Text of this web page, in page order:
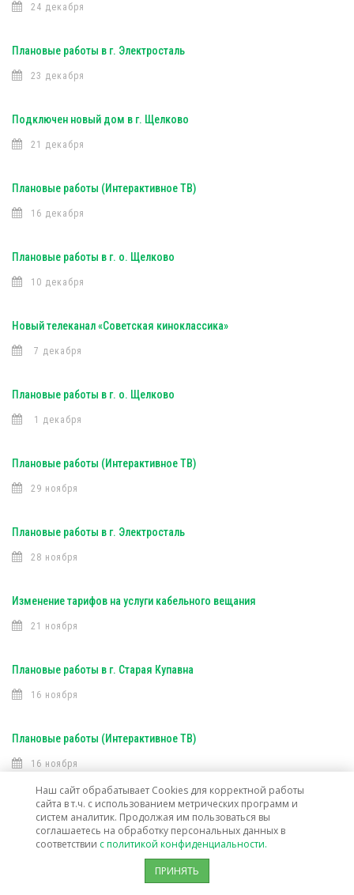
24 декабря
Плановые работы в г. Электросталь
23 декабря
Подключен новый дом в г. Щелково
21 декабря
Плановые работы (Интерактивное ТВ)
16 декабря
Плановые работы в г. о. Щелково
10 декабря
Новый телеканал «Советская киноклассика»
7 декабря
Плановые работы в г. о. Щелково
1 декабря
Плановые работы (Интерактивное ТВ)
29 ноября
Плановые работы в г. Электросталь
28 ноября
Изменение тарифов на услуги кабельного вещания
21 ноября
Плановые работы в г. Старая Купавна
16 ноября
Плановые работы (Интерактивное ТВ)
16 ноября
Плановые работы (Интерактивное ТВ)
7 ноября
Открыта техническая возможность подключения услуг связи в г. о.
Наш сайт обрабатывает Cookies для корректной работы
сайта в т.ч. с использованием метрических программ и
систем аналитик. Продолжая им пользоваться вы
соглашаетесь на обработку персональных данных в
соответствии с политикой конфиденциальности.
ПРИНЯТЬ